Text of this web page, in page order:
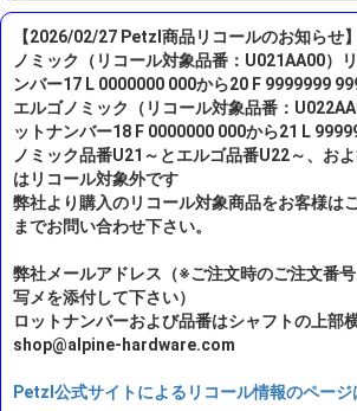
【2026/02/27 Petzl商品リコールのお知らせ】
ノミック（リコール対象品番：U021AA00）
ンバー17 L 0000000 000から20 F 9999999
エルゴノミック（リコール対象品番：
ットナンバー18 F 0000000 000から21 L
ノミック品番U21～とエルゴ品番U22～、お
はリコール対象外です
弊社より購入のリコール対象商品をお客様は
までお問い合わせ下さい。
弊社メールアドレス（※ご注文時のご注文番
写メを添付して下さい）
ロットナンバーおよび品番はシャフトの上部
shop@alpine-hardware.com
Petzl公式サイトによるリコール情報のページ